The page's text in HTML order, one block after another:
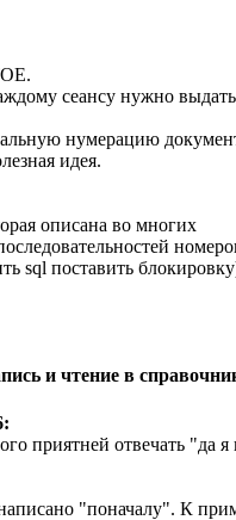
сеансу нужно
нумерацию
идея.
описана во многих
sql поставить
и чтение в
приятней отвечать "да
"поначалу". К